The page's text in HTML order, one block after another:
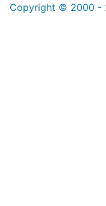
Copyright © 2000 -